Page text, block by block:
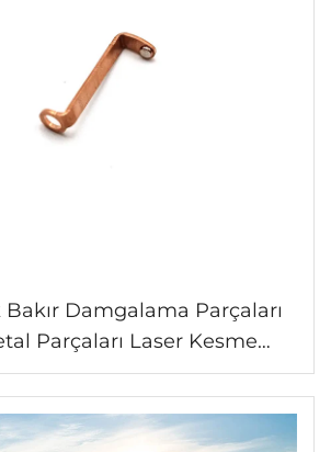
Damgalama Parçaları
Parçaları Laser Kesme
Damgalama Hizmeti